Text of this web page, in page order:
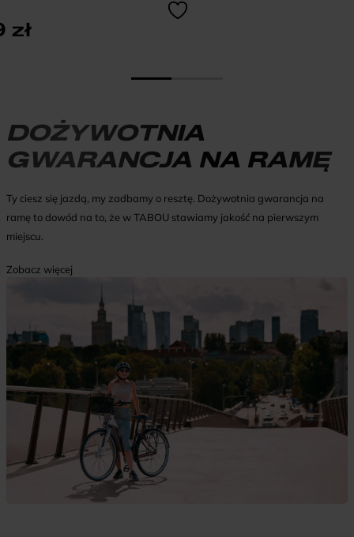
zł
DOŻYWOTNIA
GWARANCJA NA RAMĘ
Ty ciesz się jazdą, my zadbamy o resztę. Dożywotnia gwarancja na
ramę to dowód na to, że w TABOU stawiamy jakość na pierwszym
miejscu.
Zobacz więcej